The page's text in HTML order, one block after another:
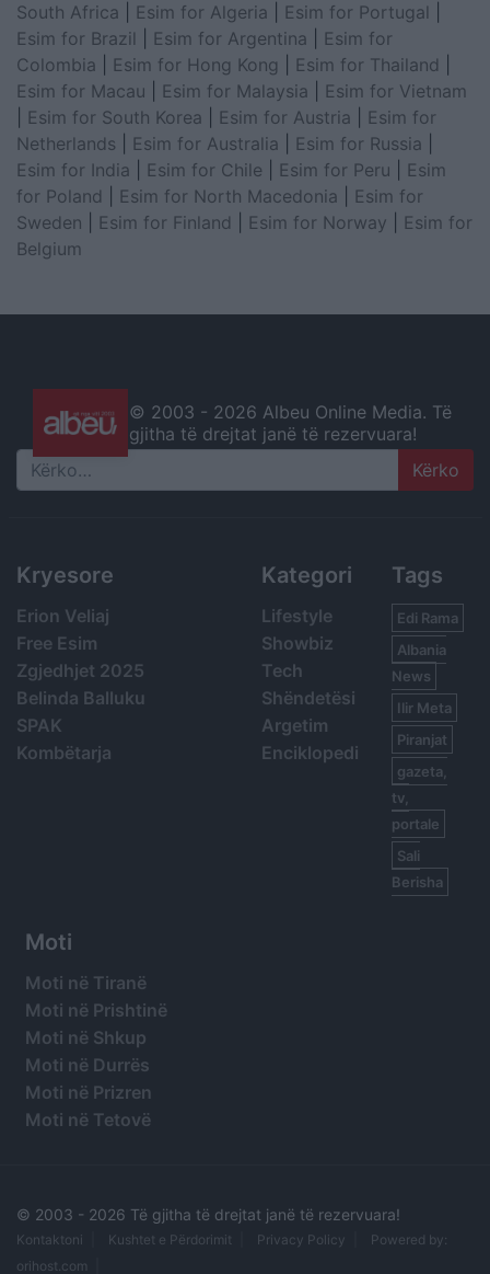
South Africa
Esim for Algeria Esim for Portugal
Esim for Brazil
Esim for Argentina
Esim for
Colombia
Esim for Hong Kong Esim for Thailand
Esim for Macau
Esim for Malaysia
Esim for Vietnam
Esim for South Korea Esim for Austria
Esim for
Netherlands
Esim for Australia Esim for Russia
Esim for India
Esim for Chile Esim for Peru
Esim
for Poland
Esim for North Macedonia
Esim for
Sweden
Esim for Finland Esim for Norway
Esim for
Belgium
© 2003 - 2026 Albeu Online Media. Të
gjitha të drejtat janë të rezervuara!
Search
Kryesore
Erion Veliaj
Free Esim
Zgjedhjet 2025
Belinda Balluku
SPAK
Kombëtarja
Kategori
Lifestyle
Showbiz
Tech
Shëndetësi
Argetim
Enciklopedi
Tags
Edi Rama
Albania
News
Ilir Meta
Piranjat
gazeta,
tv,
portale
Sali
Berisha
Moti
Moti në Tiranë
Moti në Prishtinë
Moti në Shkup
Moti në Durrës
Moti në Prizren
Moti në Tetovë
© 2003 - 2026 Të gjitha të drejtat janë të rezervuara!
Kontaktoni Kushtet e Përdorimit Privacy Policy
Powered by:
orihost.com